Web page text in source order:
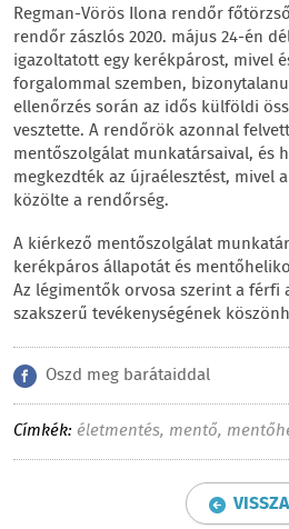
Regman-Vörös Ilona rendőr
rendőr zászlós 2020. május 24-én
igazoltatott egy kerékpárost, mivel
forgalommal szemben,
ellenőrzés során az idős külföldi
vesztette. A rendőrök azonnal
mentőszolgálat munkatársaival, és
megkezdték az újraélesztést, mivel
közölte a rendőrség.
A kiérkező mentőszolgálat
kerékpáros állapotát és
Az légimentők orvosa szerint a férfi
szakszerű tevékenységének
Oszd meg barátaiddal
Címkék: életmentés, mentő,
VISSZA